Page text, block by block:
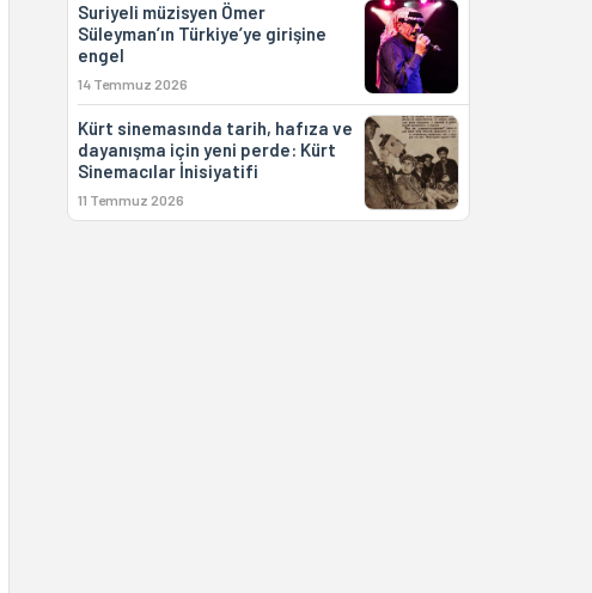
Suriyeli müzisyen Ömer
Süleyman’ın Türkiye’ye girişine
engel
14 Temmuz 2026
Kürt sinemasında tarih, hafıza ve
dayanışma için yeni perde: Kürt
Sinemacılar İnisiyatifi
11 Temmuz 2026